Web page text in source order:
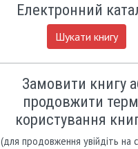
Електронний
Шукати книгу
Замовити книгу
продовжити
користування
(для продовження увійдіть на